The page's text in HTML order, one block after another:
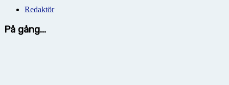
Redaktör
På gång...